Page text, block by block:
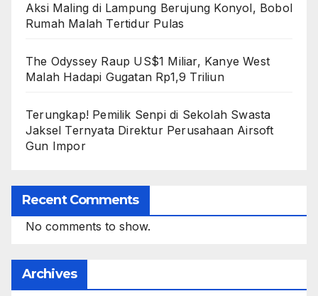
Aksi Maling di Lampung Berujung Konyol, Bobol
Rumah Malah Tertidur Pulas
The Odyssey Raup US$1 Miliar, Kanye West
Malah Hadapi Gugatan Rp1,9 Triliun
Terungkap! Pemilik Senpi di Sekolah Swasta
Jaksel Ternyata Direktur Perusahaan Airsoft
Gun Impor
Recent Comments
No comments to show.
Archives